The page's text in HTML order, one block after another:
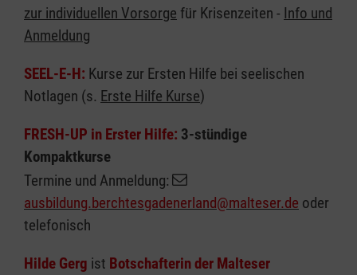
zur individuellen Vorsorge für Krisenzeiten - Info und
Anmeldung
SEEL-E-H: Kurse zur Ersten Hilfe bei seelischen
Notlagen (s. Erste Hilfe Kurse)
FRESH-UP in Erster Hilfe: 3-stündige
Kompaktkurse
Termine und Anmeldung:
ausbildung.berchtesgadenerland@malteser.de oder
telefonisch
Hilde Gerg ist Botschafterin der Malteser